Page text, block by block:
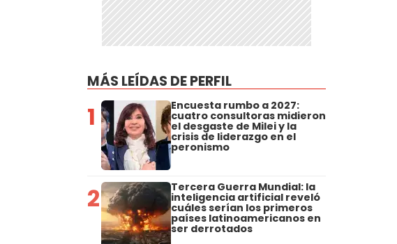
MÁS LEÍDAS DE PERFIL
1 Encuesta rumbo a 2027:
cuatro consultoras midieron
el desgaste de Milei y la
crisis de liderazgo en el
peronismo
2 Tercera Guerra Mundial: la
inteligencia artificial reveló
cuáles serían los primeros
países latinoamericanos en
ser derrotados